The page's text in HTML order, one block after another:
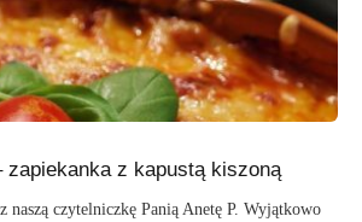
zapiekanka z kapustą kiszoną
naszą czytelniczkę Panią Anetę P. Wyjątkowo